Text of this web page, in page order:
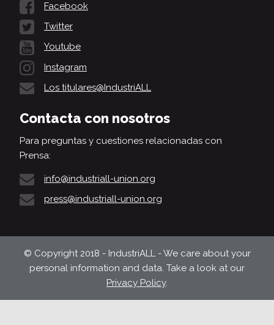
Facebook
Twitter
Youtube
Instagram
Los titulares@IndustriALL
Contacta con nosotros
Para preguntas y cuestiones relacionadas con
Prensa:
info@industriall-union.org
press@industriall-union.org
© Copyright 2018 - IndustriALL - We care about your
personal information and data. Take a look at our
Privacy Policy.